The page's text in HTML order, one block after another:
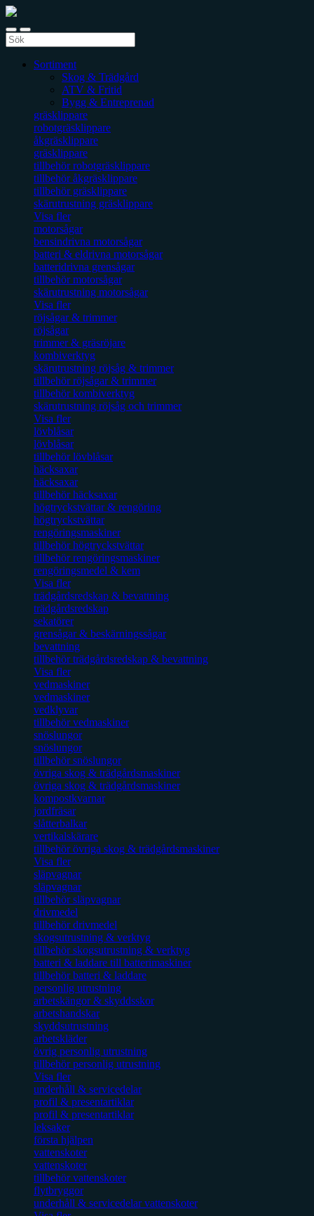
Sortiment
Skog & Trädgård
ATV & Fritid
Bygg & Entreprenad
gräsklippare
robotgräsklippare
åkgräsklippare
gräsklippare
tillbehör robotgräsklippare
tillbehör åkgräsklippare
tillbehör gräsklippare
skärutrustning gräsklippare
Visa fler
motorsågar
bensindrivna motorsågar
batteri & eldrivna motorsågar
batteridrivna grensågar
tillbehör motorsågar
skärutrustning motorsågar
Visa fler
röjsågar & trimmer
röjsågar
trimmer & gräsröjare
kombiverktyg
skärutrustning röjsåg & trimmer
tillbehör röjsågar & trimmer
tillbehör kombiverktyg
skärutrustning röjsåg och trimmer
Visa fler
lövblåsar
lövblåsar
tillbehör lövblåsar
häcksaxar
häcksaxar
tillbehör häcksaxar
högtryckstvättar & rengöring
högtryckstvättar
rengöringsmaskiner
tillbehör högtryckstvättar
tillbehör rengöringsmaskiner
rengöringsmedel & kem
Visa fler
trädgårdsredskap & bevattning
trädgårdsredskap
sekatörer
grensågar & beskärningssågar
bevattning
tillbehör trädgårdsredskap & bevattning
Visa fler
vedmaskiner
vedmaskiner
vedklyvar
tillbehör vedmaskiner
snöslungor
snöslungor
tillbehör snöslungor
övriga skog & trädgårdsmaskiner
övriga skog & trädgårdsmaskiner
kompostkvarnar
jordfräsar
slåtterbalkar
vertikalskärare
tillbehör övriga skog & trädgårdsmaskiner
Visa fler
släpvagnar
släpvagnar
tillbehör släpvagnar
drivmedel
tillbehör drivmedel
skogsutrustning & verktyg
tillbehör skogsutrustning & verktyg
batteri & laddare till batterimaskiner
tillbehör batteri & laddare
personlig utrustning
arbetskängor & skyddsskor
arbetshandskar
skyddsutrustning
arbetskläder
övrig personlig utrustning
tillbehör personlig utrustning
Visa fler
underhåll & servicedelar
profil & presentartiklar
profil & presentartiklar
leksaker
första hjälpen
vattenskoter
vattenskoter
tillbehör vattenskoter
flytbryggor
underhåll & servicedelar vattenskoter